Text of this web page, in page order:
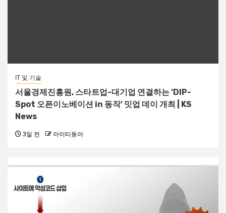
IT 및 기술
서울경제진흥원, 스타트업-대기업 연결하는 ‘DIP-
Spot 오픈이노베이션 in 동작’ 밋업 데이 개최 | KS
News
3일 전 아이티동아